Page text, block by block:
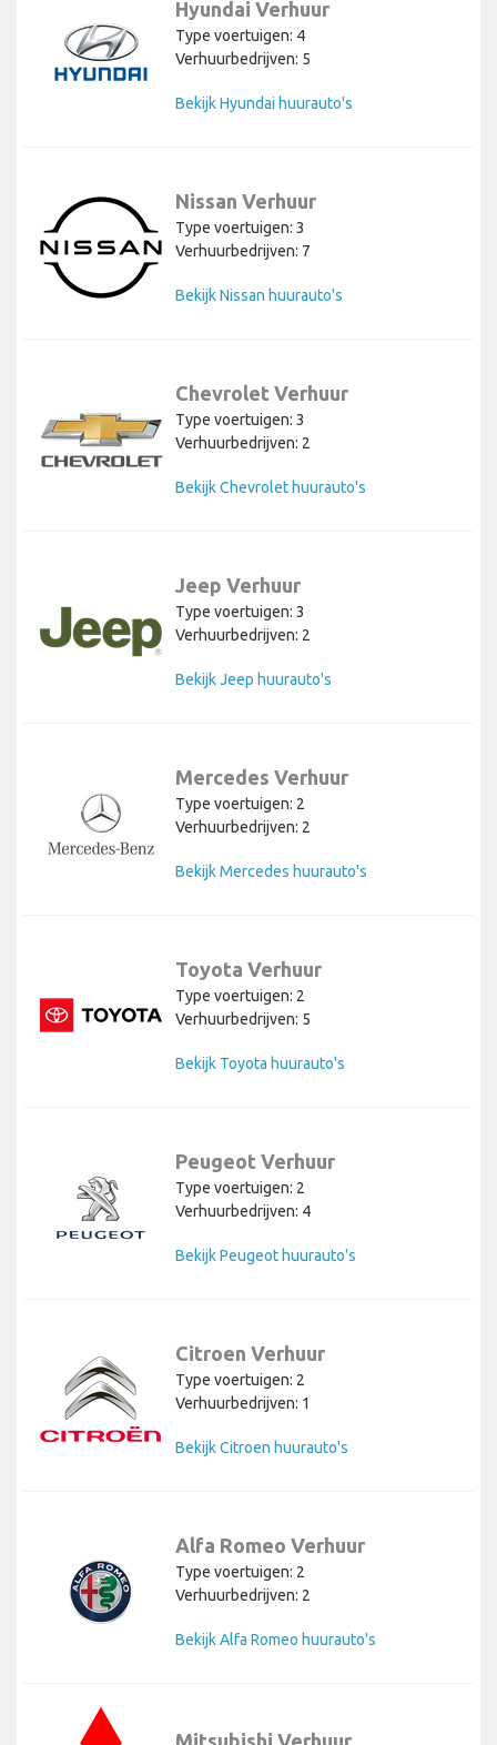
Hyundai Verhuur
Type voertuigen: 4
Verhuurbedrijven: 5
Bekijk Hyundai huurauto's
Nissan Verhuur
Type voertuigen: 3
Verhuurbedrijven: 7
Bekijk Nissan huurauto's
Chevrolet Verhuur
Type voertuigen: 3
Verhuurbedrijven: 2
Bekijk Chevrolet huurauto's
Jeep Verhuur
Type voertuigen: 3
Verhuurbedrijven: 2
Bekijk Jeep huurauto's
Mercedes Verhuur
Type voertuigen: 2
Verhuurbedrijven: 2
Bekijk Mercedes huurauto's
Toyota Verhuur
Type voertuigen: 2
Verhuurbedrijven: 5
Bekijk Toyota huurauto's
Peugeot Verhuur
Type voertuigen: 2
Verhuurbedrijven: 4
Bekijk Peugeot huurauto's
Citroen Verhuur
Type voertuigen: 2
Verhuurbedrijven: 1
Bekijk Citroen huurauto's
Alfa Romeo Verhuur
Type voertuigen: 2
Verhuurbedrijven: 2
Bekijk Alfa Romeo huurauto's
Mitsubishi Verhuur